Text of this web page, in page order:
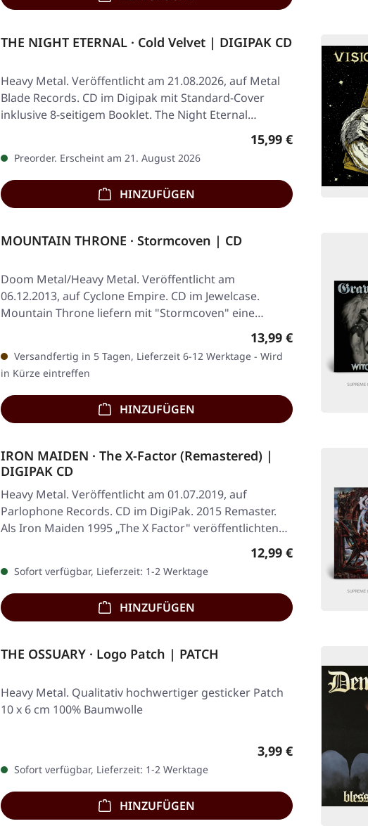
THE NIGHT ETERNAL · Cold Velvet | DIGIPAK CD
Heavy Metal. Veröffentlicht am 21.08.2026, auf Metal
Blade Records. CD im Digipak mit Standard-Cover
inklusive 8-seitigem Booklet. The Night Eternal…
Regulärer Preis:
15,99 €
Preorder. Erscheint am 21. August 2026
HINZUFÜGEN
MOUNTAIN THRONE · Stormcoven | CD
Doom Metal/Heavy Metal. Veröffentlicht am
06.12.2013, auf Cyclone Empire. CD im Jewelcase.
Mountain Throne liefern mit "Stormcoven" eine
Regulärer Preis:
13,99 €
Versandfertig in 5 Tagen, Lieferzeit 6-12 Werktage - Wird
in Kürze eintreffen
HINZUFÜGEN
IRON MAIDEN · The X-Factor (Remastered) |
DIGIPAK CD
Heavy Metal. Veröffentlicht am 01.07.2019, auf
Parlophone Records. CD im DigiPak. 2015 Remaster.
Als Iron Maiden 1995 „The X Factor" veröffentlichten…
Regulärer Preis:
12,99 €
Sofort verfügbar, Lieferzeit: 1-2 Werktage
HINZUFÜGEN
THE OSSUARY · Logo Patch | PATCH
Heavy Metal. Qualitativ hochwertiger gesticker Patch
10 x 6 cm 100% Baumwolle
Regulärer Preis:
3,99 €
Sofort verfügbar, Lieferzeit: 1-2 Werktage
HINZUFÜGEN